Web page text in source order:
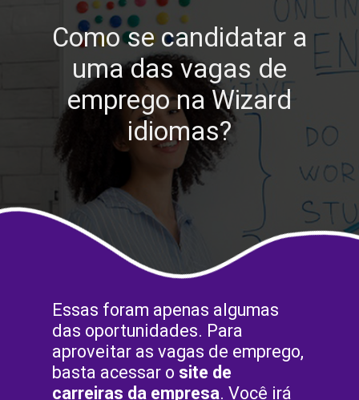
Essas foram apenas algumas
das oportunidades. Para
aproveitar as vagas de emprego,
basta acessar o site de
carreiras da empresa. Você irá
Como se candidatar a
uma das vagas de
emprego na Wizard
idiomas?